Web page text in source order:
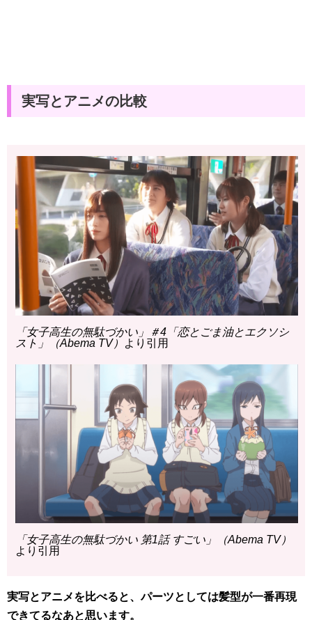
実写とアニメの比較
「女子高生の無駄づかい」＃4「恋とごま油とエクソシ
スト」（Abema TV）
より引用
「女子高生の無駄づかい 第1話 すごい」（Abema TV）
より引用
実写とアニメを比べると、パーツとしては髪型が一番再現
できてるなあと思います。